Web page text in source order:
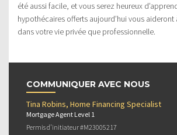
été aussi facile, et vous serez heureux
hypothécaires offerts aujourd’hui vous aideront
dans votre vie privée que professionnelle.
COMMUNIQUER AVEC NOUS
Tina Robins, Home Financing Specialist
Mortgage Agent Level 1
Permis d’initiateur #M23005217